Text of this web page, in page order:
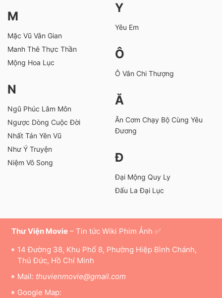
M
Mặc Vũ Vân Gian
Manh Thê Thực Thần
Mộng Hoa Lục
N
Ngũ Phúc Lâm Môn
Ngược Dòng Cuộc Đời
Nhất Tán Yên Vũ
Như Ý Truyện
Niệm Vô Song
Y
Yêu Em
Ô
Ô Vân Chi Thượng
Ă
Ăn Cơm Chạy Bộ Cùng Yêu
Đương
Đ
Đại Mộng Quy Ly
Đấu La Đại Lục
Thư Viện Movie– Tin tức Wiki Phim Ảnh ✅
14 Đường 38, Khu Phố 8, Phường Hiệp Bình Chánh,
Thủ Đức, Hồ Chí Minh
Mail: thuvienmovie@gmail.com
Google Map: